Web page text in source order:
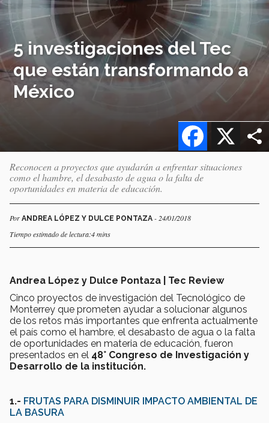
5 investigaciones del Tec
que están transformando a
México
X
Facebook
Reconocen a proyectos que ayudarán a enfrentar situaciones
como el hambre, el desabasto de agua o la falta de
oportunidades en materia de educación.
Por ANDREA LÓPEZ Y DULCE PONTAZA - 24/01/2018
Tiempo estimado de lectura:4 mins
Andrea López y Dulce Pontaza | Tec Review
Cinco proyectos de investigación del Tecnológico de
Monterrey que prometen ayudar a solucionar algunos
de los retos más importantes que enfrenta actualmente
el país como el hambre, el desabasto de agua o la falta
de oportunidades en materia de educación, fueron
presentados en el 48° Congreso de Investigación y
Desarrollo de la institución.
1.- FRUTAS PARA DISMINUIR IMPACTO AMBIENTAL DE
LA BASURA